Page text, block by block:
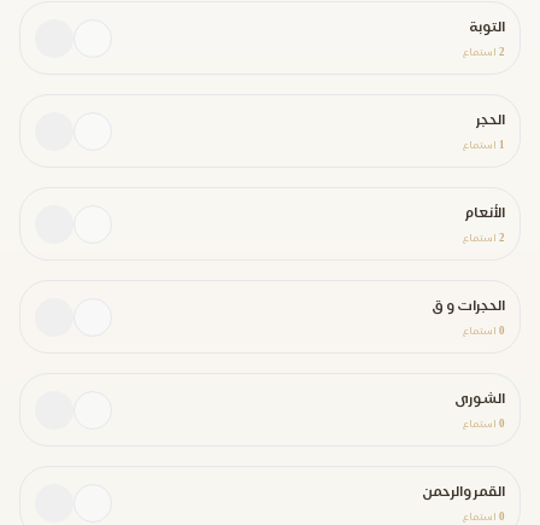
التوبة
2 استماع
الحجر
1 استماع
الأنعام
2 استماع
الحجرات و ق
0 استماع
الشورى
0 استماع
القمر والرحمن
0 استماع